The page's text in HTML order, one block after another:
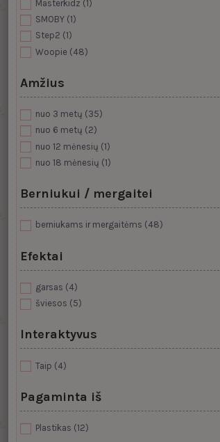
Masterkidz (1)
SMOBY (1)
Step2 (1)
Woopie (48)
Amžius
nuo 3 metų (35)
nuo 6 metų (2)
nuo 12 mėnesių (1)
nuo 18 mėnesių (1)
Berniukui / mergaitei
berniukams ir mergaitėms (48)
Efektai
garsas (4)
šviesos (5)
Interaktyvus
Taip (4)
Pagaminta iš
Plastikas (12)